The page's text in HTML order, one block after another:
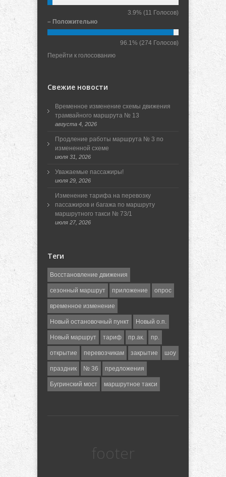
3.9% (11 Голосов)
– Положительно
96.1% (274 Голосов)
Перейти к голосованию
Свежие новости
Временное изменение схемы движения
трамвайного маршрута № 13
августа 4, 2026
Продление работы маршрута № 3 по
измененной схеме
июля 31, 2026
Уважаемые пассажиры!
июля 29, 2026
Изменение тарифа на перевозку
пассажиров и багажа по маршруту
маршрутного такси № 73/1
июля 27, 2026
Теги
Восстановление движения
сезонный маршрут приложение опрос
временное изменение
Новый остановочный пункт Новый о.п.
Новый маршрут тариф пр.ак. пр.
открытие перевозчикам закрытие шоу
праздник № 36 предложения
Бугринский мост маршрутное такси
footer